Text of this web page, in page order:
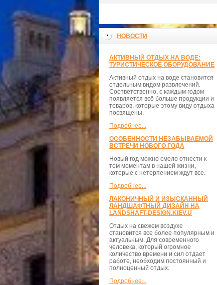
НОВОСТИ
АКТИВНЫЙ ОТДЫХ НА ВОДЕ:
ТУРИСТИЧЕСКОЕ ОБОРУДОВАНИЕ
Активный отдых на воде становится
отдельным видом развлечений.
Соответственно, с каждым годом
появляется всё больше продукции и
товаров, которые этому виду отдыха
посвящены.
Подробнее...
ОСОБЕННОСТИ НЕЗАБЫВАЕМОЙ
ВСТРЕЧИ НОВОГО ГОДА
Новый год можно смело отнести к
тем моментам в нашей жизни,
которые с нетерпением ждут все.
Подробнее...
ЛАКОНИЧНЫЙ И ИЗЫСКАННЫЙ
ЛАНДШАФТНЫЙ ДИЗАЙН НА
LANDSHAFT-DESIGN.KIEV.U
Отдых на свежем воздухе
становится все более популярным и
актуальным. Для современного
человека, который огромное
количество времени и сил отдает
работе, необходим постоянный и
полноценный отдых.
Подробнее...